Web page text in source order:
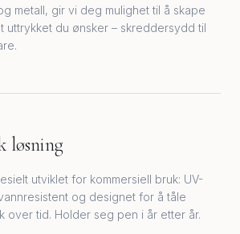
metall, gir vi deg mulighet til å skape
uttrykket du ønsker – skreddersydd til
løsning
utviklet for kommersiell bruk: UV-
og designet for å tåle
over tid. Holder seg pen i år etter år.